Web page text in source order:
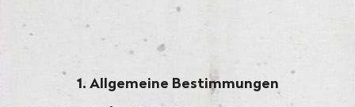
1. Allgemeine Bestimmungen